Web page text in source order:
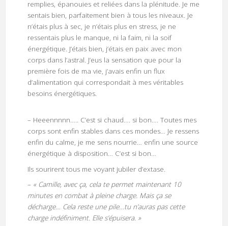
remplies, épanouies et reliées dans la plénitude. Je me
sentais bien, parfaitement bien à tous les niveaux. Je
n’étais plus à sec, je n’étais plus en stress, je ne
ressentais plus le manque, ni la faim, ni la soif
énergétique. J’étais bien, j’étais en paix avec mon
corps dans l’astral. J’eus la sensation que pour la
première fois de ma vie, j’avais enfin un flux
d’alimentation qui correspondait à mes véritables
besoins énergétiques.
– Heeennnnn….. C’est si chaud…. si bon…. Toutes mes
corps sont enfin stables dans ces mondes… Je ressens
enfin du calme, je me sens nourrie… enfin une source
énergétique à disposition… C’est si bon…
Ils sourirent tous me voyant jubiler d’extase.
– « Camille, avec ça, cela te permet maintenant 10
minutes en combat à pleine charge. Mais ça se
décharge… Cela reste une pile…tu n’auras pas cette
charge indéfiniment. Elle s’épuisera. »